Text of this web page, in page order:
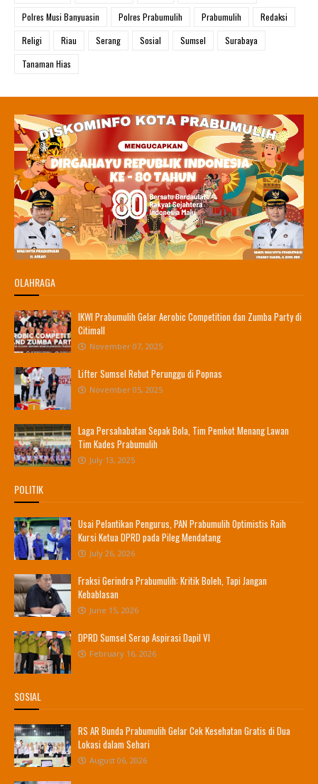
Polres Musi Banyuasin
Polres Prabumulih Prabumulih
Redaksi
Religi
Riau Serang Sosial Sumsel
Surabaya
Tanaman Hias
OLAHRAGA
IKWI Prabumulih Gelar Aerobic Competition dan Zumba Party di
Citimall
November 07, 2025
Lifter Sumsel Rebut Perunggu di Popnas
November 05, 2025
Laga Persahabatan Sepak Bola, Tim Pemkot Menang Lawan
Tim Kades Prabumulih
July 13, 2025
POLITIK
Usai Pelantikan Pengurus, PAN Prabumulih Optimistis Raih
Kursi Ketua DPRD pada Pileg Mendatang
July 26, 2026
Fraksi Gerindra Prabumulih: Kritik Boleh, Tapi Jangan
Kebablasan
June 15, 2026
DPRD Sumsel Serap Aspirasi Dapil VI
February 16, 2026
SOSIAL
RS AR Bunda Prabumulih Gelar Cek Kesehatan Gratis di Dua
Lokasi dalam Sehari
August 06, 2026